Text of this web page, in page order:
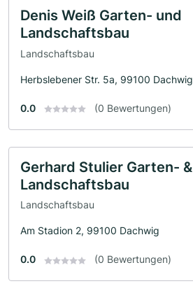
Denis Weiß Garten- und
Landschaftsbau
Landschaftsbau
Herbslebener Str. 5a, 99100 Dachwig
0.0 (0 Bewertungen)
Gerhard Stulier Garten- &
Landschaftsbau
Landschaftsbau
Am Stadion 2, 99100 Dachwig
0.0 (0 Bewertungen)